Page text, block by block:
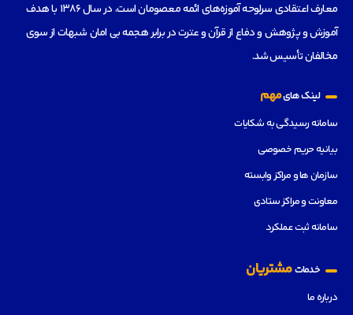
معارف اعتقادی سرلوحه آموزه‌های ائمه معصومان است، در سال 1386 با هدف
آموزش و پژوهش و دفاع از قرآن و عترت در برابر هجمه بی امان شبهات از سوی
مخالفان تأسیس شد.
لینک هایمهم
سامانه رسیدگی به شکایات
بیانیه حریم خصوصی
سازمان ها و مراکز وابسته
معاونت و مراکز ستادی
سامانه ثبت عملکرد
خدماتمشتریان
درباره ما